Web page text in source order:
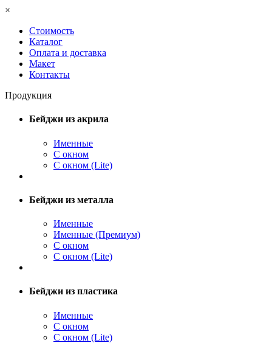
×
Стоимость
Каталог
Оплата и доставка
Макет
Контакты
Продукция
Бейджи из акрила
Именные
С окном
С окном (Lite)
Бейджи из металла
Именные
Именные (Премиум)
С окном
С окном (Lite)
Бейджи из пластика
Именные
С окном
С окном (Lite)